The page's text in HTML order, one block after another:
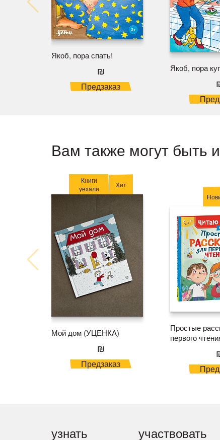
Якоб, пора спать!
₪
Предзаказ
Якоб, пора
Вам также могут быть
Книги
уехали
Хит
Мой дом (УЦЕНКА)
₪
Предзаказ
Простые
первого
узнать участвовать